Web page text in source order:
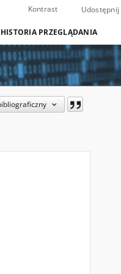
Kontrast Udostępnij
HISTORIA PRZEGLĄDANIA